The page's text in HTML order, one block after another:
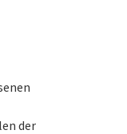
der